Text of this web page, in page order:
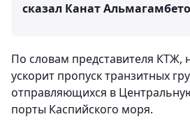
сказал Канат
По словам представителя КТЖ,
ускорит пропуск транзитных
отправляющихся в
порты Каспийского моря.